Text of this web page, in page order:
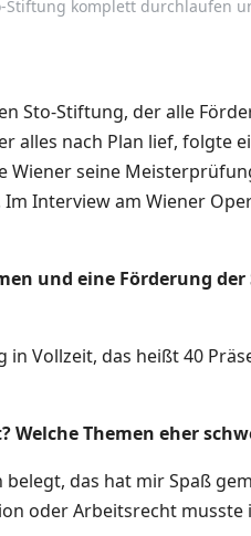
komplett durchlaufen
Sto-Stiftung, der alle
alles nach Plan lief, folgte
Wiener seine
Interview am Wiener
und eine Förderung
Vollzeit, das heißt 40
Welche Themen eher
das hat mir Spaß
oder Arbeitsrecht